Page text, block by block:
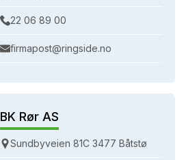
22 06 89 00
firmapost@ringside.no
BK Rør AS
Sundbyveien 81C 3477 Båtstø